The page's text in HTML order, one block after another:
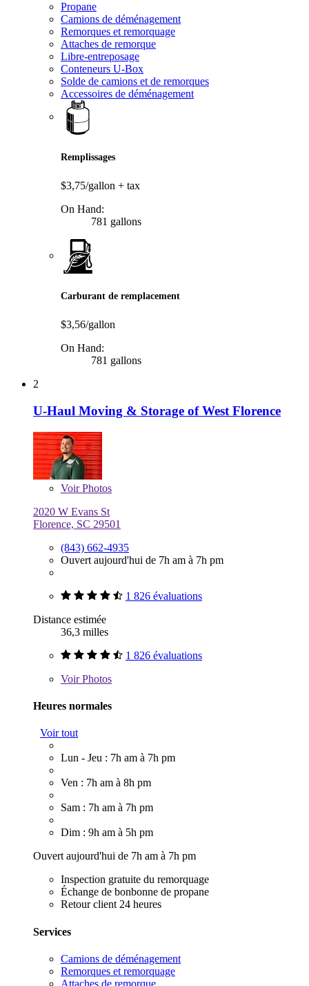
Propane
Camions de déménagement
Remorques et remorquage
Attaches de remorque
Libre-entreposage
Conteneurs U-Box
Solde de camions et de remorques
Accessoires de déménagement
Remplissages
$3,75/gallon + tax
On Hand:
781 gallons
Carburant de remplacement
$3,56/gallon
On Hand:
781 gallons
2
U-Haul Moving & Storage of West Florence
VoirPhotos
2020 W Evans St
Florence, SC 29501
(843) 662-4935
Ouvert aujourd'hui de 7h am à 7h pm
1 826 évaluations
Distance estimée
36,3 milles
1 826 évaluations
VoirPhotos
Heures normales
Voir tout
Lun - Jeu : 7h am à 7h pm
Ven : 7h am à 8h pm
Sam : 7h am à 7h pm
Dim : 9h am à 5h pm
Ouvert aujourd'hui de 7h am à 7h pm
Inspection gratuite du remorquage
Échange de bonbonne de propane
Retour client 24 heures
Services
Camions de déménagement
Remorques et remorquage
Attaches de remorque